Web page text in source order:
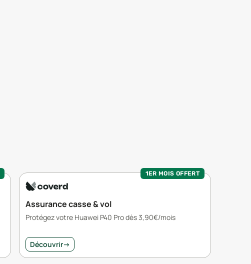
1ER MOIS OFFERT
Assurance casse & vol
Protégez votre Huawei P40 Pro dès 3,90€/mois
Découvrir→